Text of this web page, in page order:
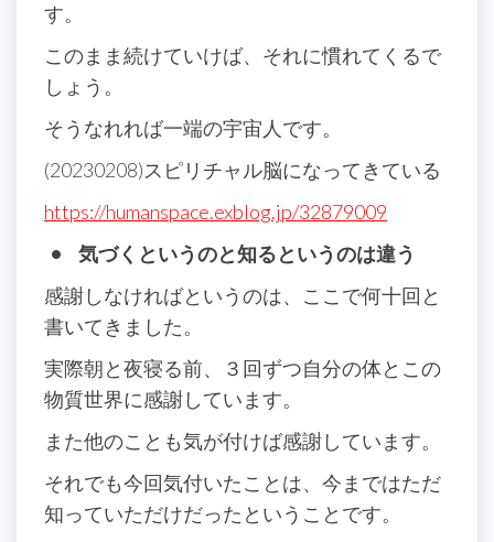
す。
このまま続けていけば、それに慣れてくるで
しょう。
そうなれれば一端の宇宙人です。
(20230208)スピリチャル脳になってきている
https://humanspace.exblog.jp/32879009
• 気づくというのと知るというのは違う
感謝しなければというのは、ここで何十回と
書いてきました。
実際朝と夜寝る前、３回ずつ自分の体とこの
物質世界に感謝しています。
また他のことも気が付けば感謝しています。
それでも今回気付いたことは、今まではただ
知っていただけだったということです。